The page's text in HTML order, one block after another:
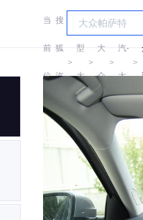
当
前
位
置:
搜
狐
汽
＞
车
型
大
全
＞
大
众
＞
一
汽-
大
＞